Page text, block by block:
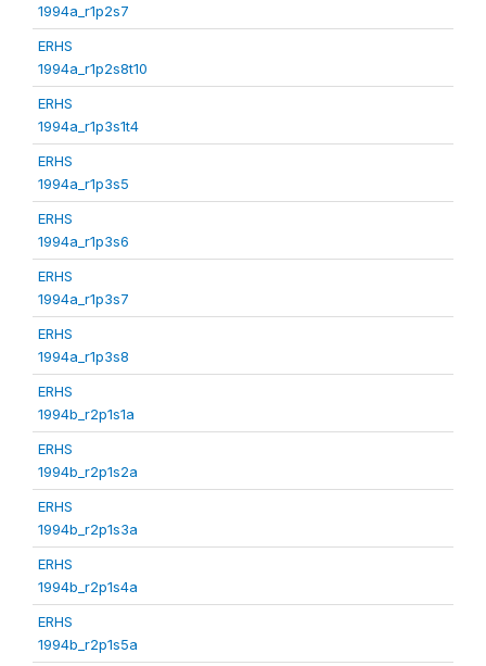
1994a_r1p2s7
ERHS
1994a_r1p2s8t10
ERHS
1994a_r1p3s1t4
ERHS
1994a_r1p3s5
ERHS
1994a_r1p3s6
ERHS
1994a_r1p3s7
ERHS
1994a_r1p3s8
ERHS
1994b_r2p1s1a
ERHS
1994b_r2p1s2a
ERHS
1994b_r2p1s3a
ERHS
1994b_r2p1s4a
ERHS
1994b_r2p1s5a